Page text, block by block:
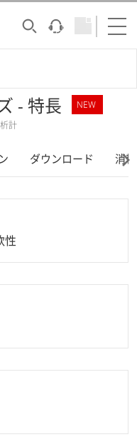
- 特長
NEW
計
ダウンロード 消
性